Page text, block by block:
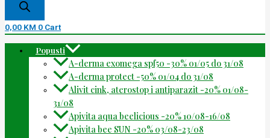
0,00 KM 0 Cart
Popusti
A-derma exomega spf50 -30% 01/05 do 31/08
A-derma protect -50% 01/04 do 31/08
Alivit cink, aterostop i antiparazit -20% 01/08-
31/08
Apivita aqua beelicious -20% 10/08-16/08
Apivita bee SUN -20% 03/08-23/08